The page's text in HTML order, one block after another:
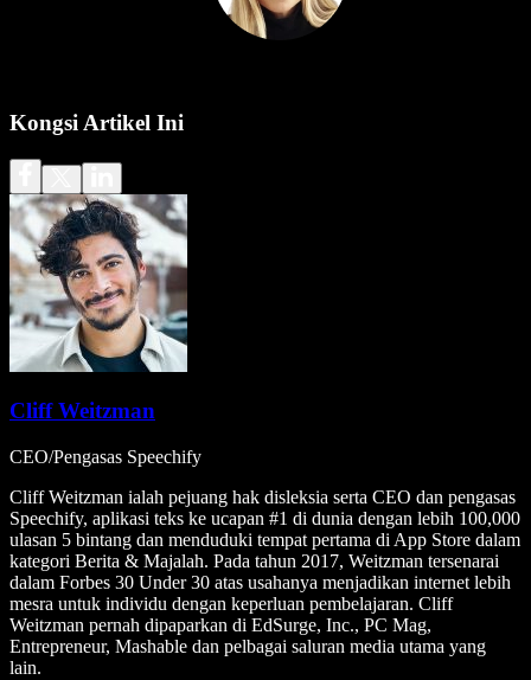
Kongsi Artikel Ini
Cliff Weitzman
CEO/Pengasas Speechify
Cliff Weitzman ialah pejuang hak disleksia serta CEO dan pengasas
Speechify, aplikasi teks ke ucapan #1 di dunia dengan lebih 100,000
ulasan 5 bintang dan menduduki tempat pertama di App Store dalam
kategori Berita & Majalah. Pada tahun 2017, Weitzman tersenarai
dalam Forbes 30 Under 30 atas usahanya menjadikan internet lebih
mesra untuk individu dengan keperluan pembelajaran. Cliff
Weitzman pernah dipaparkan di EdSurge, Inc., PC Mag,
Entrepreneur, Mashable dan pelbagai saluran media utama yang
lain.